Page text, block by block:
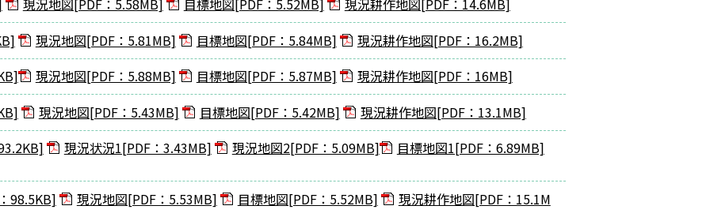
現況地図[PDF：5.58MB] 目標地図[PDF：5.52MB]
現況耕作地図[PDF：14.6MB]
現況地図[PDF：5.81MB] 目標地図[PDF：5.84MB]
現況耕作地図[PDF：16.2MB]
現況地図[PDF：5.88MB] 目標地図[PDF：5.87MB]
現況耕作地図[PDF：16MB]
現況地図[PDF：5.43MB] 目標地図[PDF：5.42MB]
現況耕作地図[PDF：13.1MB]
現況状況1[PDF：3.43MB] 現況地図2[PDF：5.09MB] 目標地図1[PDF：6.89MB]
98.5KB] 現況地図[PDF：5.53MB] 目標地図[PDF：5.52MB] 現況耕作地図[PDF：15.1M